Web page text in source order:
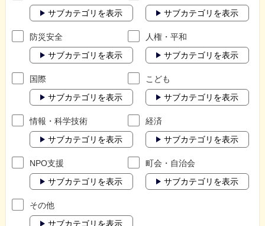
サブカテゴリを表示
サブカテゴリを表示
防災安全
サブカテゴリを表示
人権・平和
サブカテゴリを表示
国際
サブカテゴリを表示
こども
サブカテゴリを表示
情報・科学技術
サブカテゴリを表示
経済
サブカテゴリを表示
NPO支援
サブカテゴリを表示
町会・自治会
サブカテゴリを表示
その他
サブカテゴリを表示